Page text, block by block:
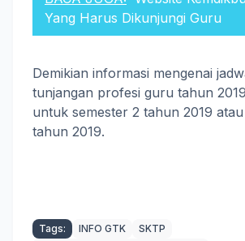
Yang Harus Dikunjungi Guru
Demikian informasi mengenai
tunjangan profesi guru tahun
untuk semester 2 tahun 2019
tahun 2019.
Tags: INFO GTK
SKTP